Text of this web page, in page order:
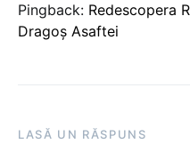
Pingback: Redescopera
Dragoş Asaftei
LASĂ UN RĂSPUNS